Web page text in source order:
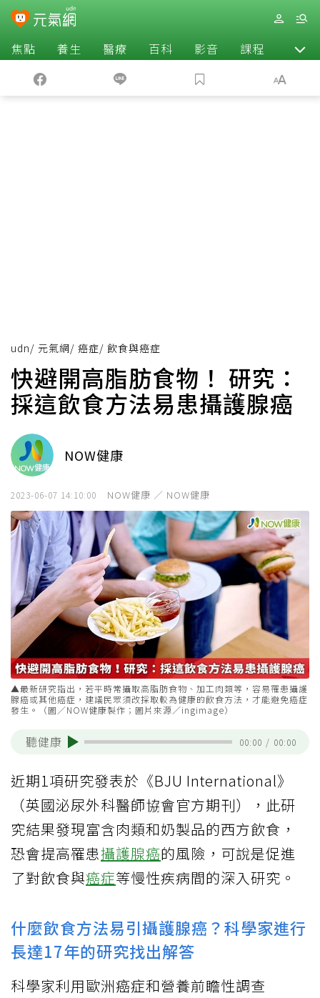
焦點 養生 醫療 百科 影音 課程 退休
udn/ 元氣網/ 癌症/ 飲食與癌症
快避開高脂肪食物！ 研究：
採這飲食方法易患攝護腺癌
NOW健康
2023-06-07 14:10:00 NOW健康 ／ NOW健康
▲最新研究指出，若平時常攝取高脂肪食物、加工肉類等，容易罹患攝護
腺癌或其他癌症，建議民眾須改採取較為健康的飲食方法，才能避免癌症
發生。（圖／NOW健康製作；圖片來源／ingimage）
聽健康 00:00 / 00:00
近期1項研究發表於《BJU International》
（英國泌尿外科醫師協會官方期刊），此研
究結果發現富含肉類和奶製品的西方飲食，
恐會提高罹患攝護腺癌的風險，可說是促進
了對飲食與癌症等慢性疾病間的深入研究。
什麼飲食方法易引攝護腺癌？科學家進行
長達17年的研究找出解答
科學家利用歐洲癌症和營養前瞻性調查